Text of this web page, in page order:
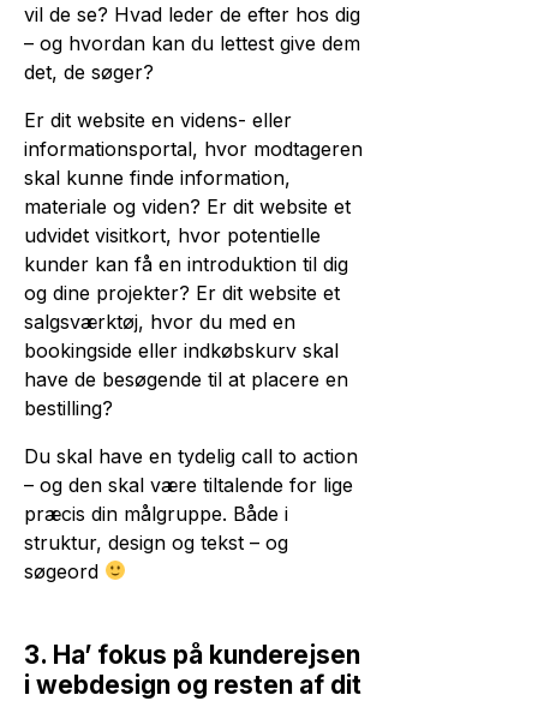
vil de se? Hvad leder de efter hos dig
– og hvordan kan du lettest give dem
det, de søger?
Er dit website en videns- eller
informationsportal, hvor modtageren
skal kunne finde information,
materiale og viden? Er dit website et
udvidet visitkort, hvor potentielle
kunder kan få en introduktion til dig
og dine projekter? Er dit website et
salgsværktøj, hvor du med en
bookingside eller indkøbskurv skal
have de besøgende til at placere en
bestilling?
Du skal have en tydelig call to action
– og den skal være tiltalende for lige
præcis din målgruppe. Både i
struktur, design og tekst – og
søgeord
3. Ha’ fokus på kunderejsen
i webdesign og resten af dit